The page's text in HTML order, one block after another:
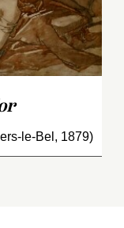
le-Bel, 1879)